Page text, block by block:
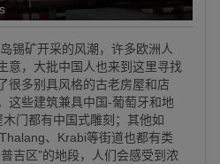
锡矿开采的风潮，许多欧洲人
意，大批中国人也来到这里寻找
很多别具风格的古老房屋和店
这些建筑兼具中国-葡萄牙和地
门都有中国式雕刻；其他如
、Krabi等街道也都有类
吉区”的地段，人们会感受到浓